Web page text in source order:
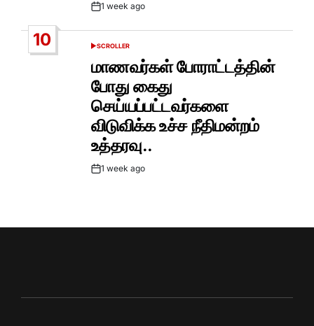
Post1 week ago
10
POSTED
SCROLLER
மாணவர்கள் போராட்டத்தின்
போது கைது
செய்யப்பட்டவர்களை
விடுவிக்க உச்ச நீதிமன்றம்
உத்தரவு..
Post1 week ago